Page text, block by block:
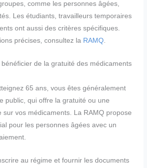
comme les personnes âgées,
Les étudiants, travailleurs temporaires
ont aussi des critères spécifiques.
précises, consultez la RAMQ
de la gratuité des médicaments
65 ans, vous êtes généralement
public, qui offre la gratuité ou une
sur vos médicaments. La RAMQ propose
pour les personnes âgées avec un
au régime et fournir les documents